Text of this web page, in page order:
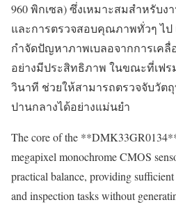
960 พิกเซล) ซึ่งเหมาะสมสำหรับ
และการตรวจสอบคุณภาพทั่วๆ ไป
กำจัดปัญหาภาพเบลอจากการเคลื่
อย่างมีประสิทธิภาพ ในขณะที่เฟร
วินาที ช่วยให้สามารถตรวจจับวัต
ปานกลางได้อย่างแม่นยำ
The core of the
megapixel monochrome CMOS
practical balance, providing
and inspection tasks without